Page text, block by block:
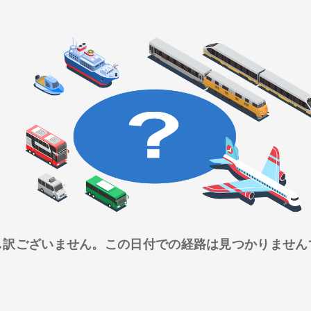
ございません。この日付での経路は見つかりませ